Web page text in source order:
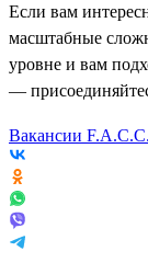
Если вам
масштабные
уровне и вам
—
Вакансии